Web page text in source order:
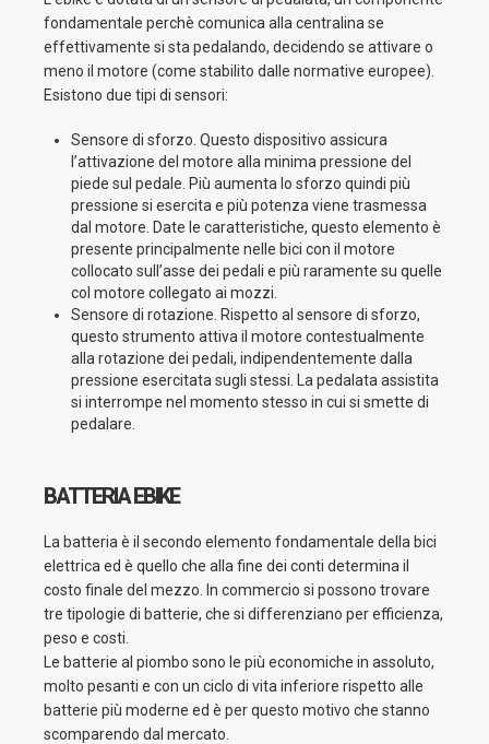
fondamentale perchè comunica alla centralina se
effettivamente si sta pedalando, decidendo se attivare o
meno il motore (come stabilito dalle normative europee).
Esistono due tipi di sensori:
Sensore di sforzo. Questo dispositivo assicura
l’attivazione del motore alla minima pressione del
piede sul pedale. Più aumenta lo sforzo quindi più
pressione si esercita e più potenza viene trasmessa
dal motore. Date le caratteristiche, questo elemento è
presente principalmente nelle bici con il motore
collocato sull’asse dei pedali e più raramente su quelle
col motore collegato ai mozzi.
Sensore di rotazione. Rispetto al sensore di sforzo,
questo strumento attiva il motore contestualmente
alla rotazione dei pedali, indipendentemente dalla
pressione esercitata sugli stessi. La pedalata assistita
si interrompe nel momento stesso in cui si smette di
pedalare.
BATTERIA EBIKE
La batteria è il secondo elemento fondamentale della bici
elettrica ed è quello che alla fine dei conti determina il
costo finale del mezzo. In commercio si possono trovare
tre tipologie di batterie, che si differenziano per efficienza,
peso e costi.
Le batterie al piombo sono le più economiche in assoluto,
molto pesanti e con un ciclo di vita inferiore rispetto alle
batterie più moderne ed è per questo motivo che stanno
scomparendo dal mercato.